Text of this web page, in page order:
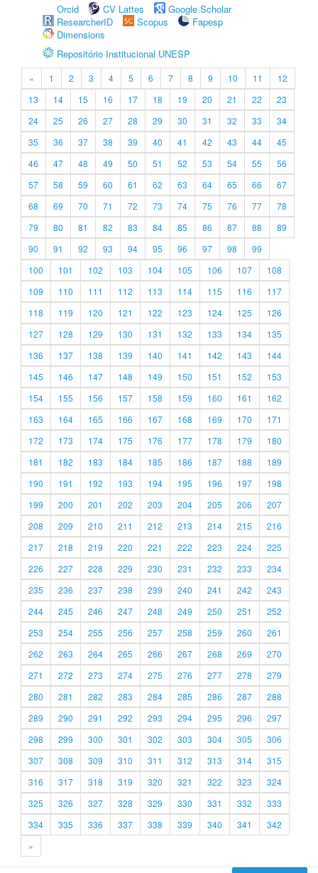
Orcid
CV Lattes
Google Scholar
ResearcherID
Scopus
Fapesp
Dimensions
Repositório Institucional UNESP
« 1 2 3 4 5 6 7 8 9 10 11
12
13
14 15 16 17 18 19 20 21 22
23
24
25 26 27 28 29 30 31 32 33
34
35
36 37 38 39 40 41 42 43 44
45
46
47 48 49 50 51 52 53 54 55
56
57
58 59 60 61 62 63 64 65 66
67
68
69 70 71 72 73 74 75 76 77
78
79
80 81 82 83 84 85 86 87 88
89
90
91 92 93 94 95 96 97 98
99
100
101 102 103 104 105 106 107
108
109
110 111 112 113 114 115 116
117
118
119 120 121 122 123 124 125
126
127
128 129 130 131 132 133 134
135
136
137 138 139 140 141 142 143
144
145
146 147 148 149 150 151 152
153
154
155 156 157 158 159 160 161
162
163
164 165 166 167 168 169 170
171
172
173 174 175 176 177 178 179
180
181
182 183 184 185 186 187 188
189
190
191 192 193 194 195 196 197
198
199
200 201 202 203 204 205 206
207
208
209 210 211 212 213 214 215
216
217
218 219 220 221 222 223 224
225
226
227 228 229 230 231 232 233
234
235
236 237 238 239 240 241 242
243
244
245 246 247 248 249 250 251
252
253
254 255 256 257 258 259 260
261
262
263 264 265 266 267 268 269
270
271
272 273 274 275 276 277 278
279
280
281 282 283 284 285 286 287
288
289
290 291 292 293 294 295 296
297
298
299 300 301 302 303 304 305
306
307
308 309 310 311 312 313 314
315
316
317 318 319 320 321 322 323
324
325
326 327 328 329 330 331 332
333
334
335 336 337 338 339 340 341
342
»